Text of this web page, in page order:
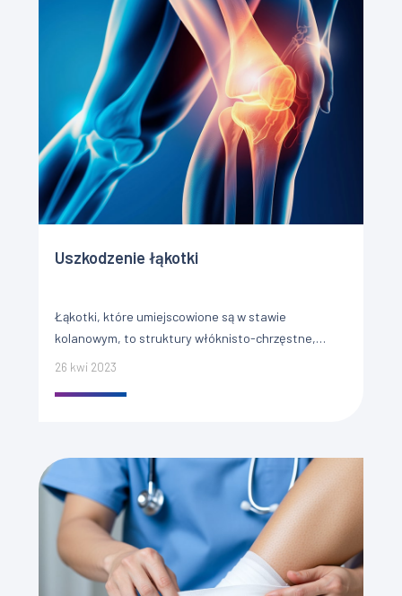
Uszkodzenie łąkotki
Łąkotki, które umiejscowione są w stawie
kolanowym, to struktury włóknisto-chrzęstne,
mające kształt półksiężyców w płaszczyźnie
26 kwi 2023